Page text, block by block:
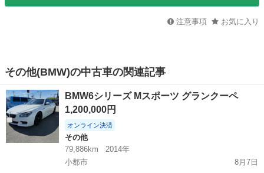
注意事項 お気に入り
その他(BMW)の中古車の関連記事
BMW6シリーズ Mスポーツ グランクーペ
1,200,000円
オンライン決済
その他
79,886km
2014年
小郡市
8月7日